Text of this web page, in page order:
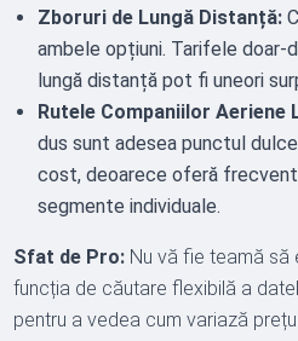
Zboruri de Lungă Distanță:
ambele opțiuni. Tarifele doar-
lungă distanță pot fi uneori
Rutele Companiilor Aeriene
dus sunt adesea punctul
cost, deoarece oferă
segmente individuale.
Sfat de Pro: Nu vă fie teamă să
funcția de căutare flexibilă a
pentru a vedea cum variază